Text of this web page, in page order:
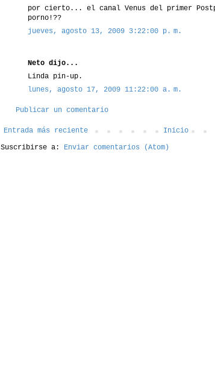
por cierto... el canal Venus del primer
porno!??
jueves, agosto 13, 2009 3:22:00 p. m.
Neto dijo...
Linda pin-up.
lunes, agosto 17, 2009 11:22:00 a. m.
Publicar un comentario
Entrada más reciente
Inicio
Suscribirse a: Enviar comentarios (Atom)